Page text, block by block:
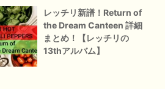
レッチリ新譜！Return of
the Dream Canteen 詳細
まとめ！【レッチリの
13thアルバム】